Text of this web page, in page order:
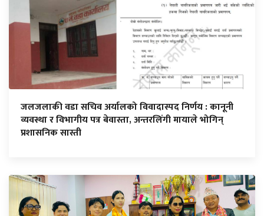
जलजलाकी वडा सचिव अर्यालको विवादास्पद निर्णय : कानूनी
व्यवस्था र विभागीय पत्र बेवास्ता, अन्तरलिंगी मायाले भोगिन्
प्रशासनिक सास्ती